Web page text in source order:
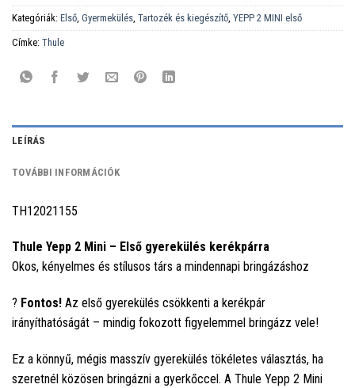
Kategóriák: Első Gyermekülés Tartozék és kiegészítő YEPP 2 MINI első
Címke: Thule
LEÍRÁS
TOVÁBBI INFORMÁCIÓK
TH12021155
Thule Yepp 2 Mini – Első gyerekülés kerékpárra
Okos, kényelmes és stílusos társ a mindennapi bringázáshoz
? Fontos! Az első gyerekülés csökkenti a kerékpár
irányíthatóságát – mindig fokozott figyelemmel bringázz vele!
Ez a könnyű, mégis masszív gyerekülés tökéletes választás, ha
szeretnél közösen bringázni a gyerkőccel. A Thule Yepp 2 Mini